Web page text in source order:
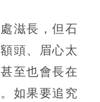
滋長，但石
頭、眉心太
至也會長在
如果要追究